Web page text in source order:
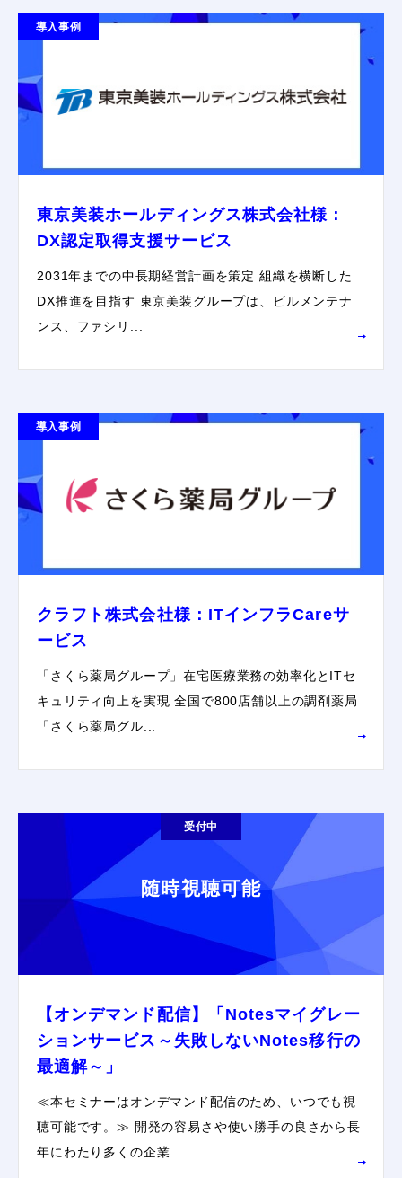
導入事例
東京美装ホールディングス株式会社様：
DX認定取得支援サービス
2031年までの中長期経営計画を策定 組織を横断した
DX推進を目指す 東京美装グループは、ビルメンテナ
ンス、ファシリ...
導入事例
クラフト株式会社様：ITインフラCareサ
ービス
「さくら薬局グループ」在宅医療業務の効率化とITセ
キュリティ向上を実現 全国で800店舗以上の調剤薬局
「さくら薬局グル...
受付中
随時視聴可能
【オンデマンド配信】「Notesマイグレー
ションサービス～失敗しないNotes移行の
最適解～」
≪本セミナーはオンデマンド配信のため、いつでも視
聴可能です。≫ 開発の容易さや使い勝手の良さから長
年にわたり多くの企業...